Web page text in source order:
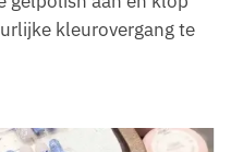
kleurovergang te